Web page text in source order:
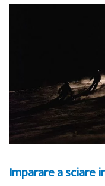
Imparare a sciare